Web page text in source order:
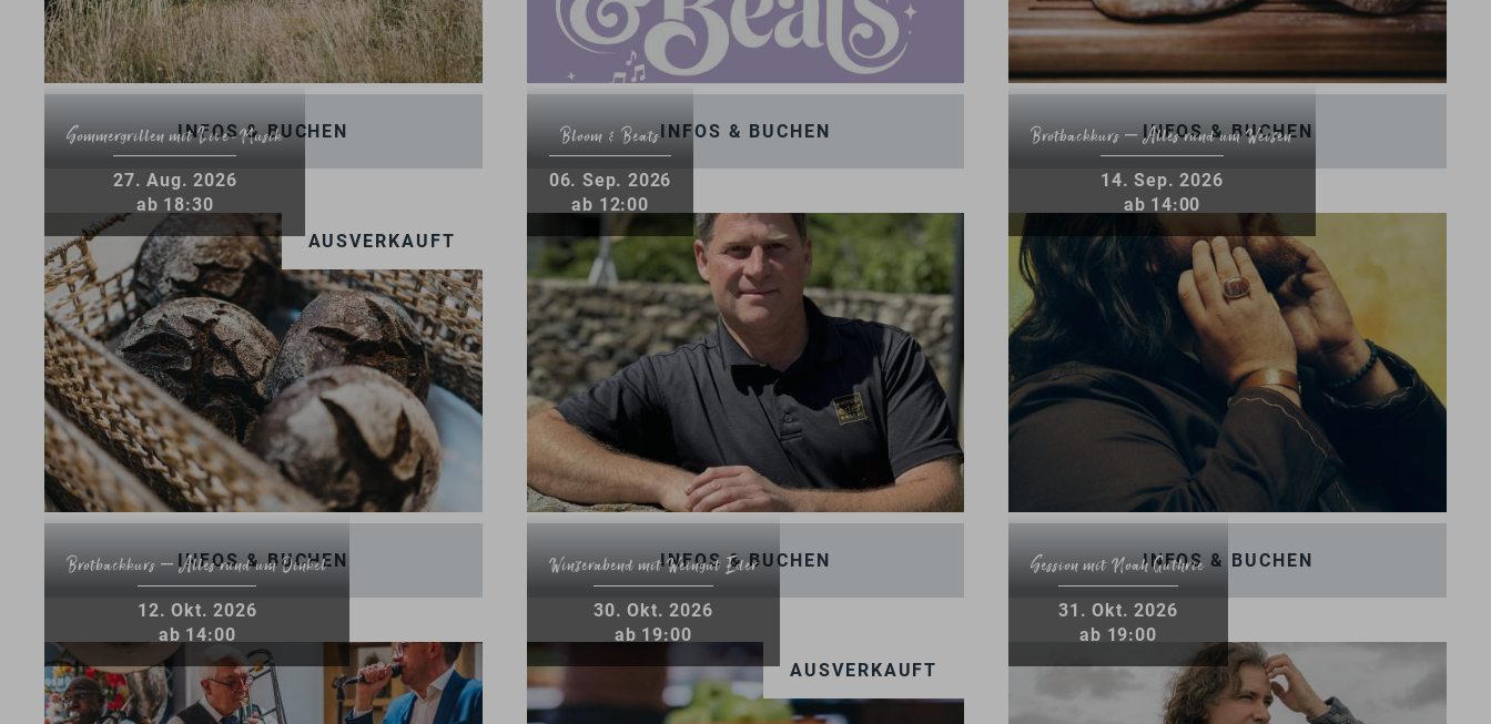
Sommergrillen mit Live-Musik
27.Aug.2026
ab 18:30
INFOS & BUCHEN Bloom & Beats
06.Sep.2026
ab 12:00
INFOS & BUCHEN Brotbackkurs – Alles rund um Weizen
14.Sep.2026
ab 14:00
INFOS & BUCHEN
AUSVERKAUFT
Brotbackkurs – Alles rund um Dinkel
12.Okt.2026
ab 14:00
INFOS & BUCHEN Winzerabend mit Weingut Eder
30.Okt.2026
ab 19:00
INFOS & BUCHEN Session mit Noah Guthrie
31 .Okt.2026
ab 19:00
INFOS & BUCHEN
AUSVERKAUFT